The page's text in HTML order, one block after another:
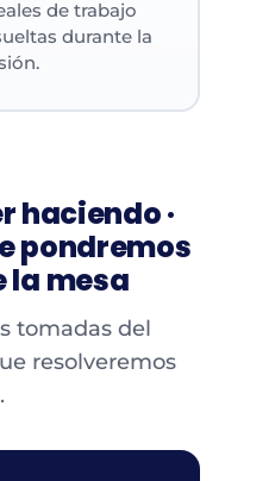
de trabajo
durante la
haciendo ·
pondremos
la mesa
tomadas del
resolveremos